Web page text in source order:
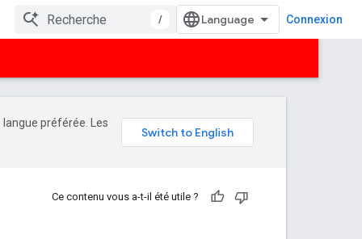
/ Connexion
préférée. Les
Ce contenu vous a-t-il été utile ?